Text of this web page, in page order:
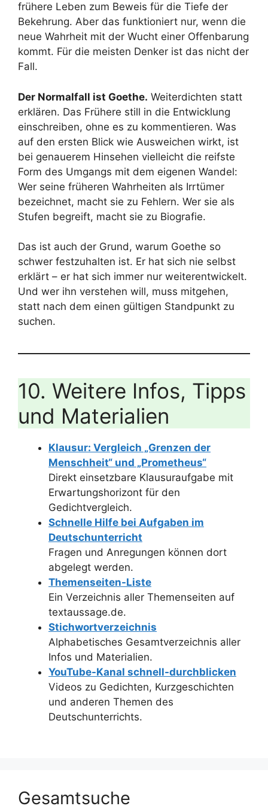
frühere Leben zum Beweis für die Tiefe der
Bekehrung. Aber das funktioniert nur, wenn die
neue Wahrheit mit der Wucht einer Offenbarung
kommt. Für die meisten Denker ist das nicht der
Fall.
Der Normalfall ist Goethe. Weiterdichten statt
erklären. Das Frühere still in die Entwicklung
einschreiben, ohne es zu kommentieren. Was
auf den ersten Blick wie Ausweichen wirkt, ist
bei genauerem Hinsehen vielleicht die reifste
Form des Umgangs mit dem eigenen Wandel:
Wer seine früheren Wahrheiten als Irrtümer
bezeichnet, macht sie zu Fehlern. Wer sie als
Stufen begreift, macht sie zu Biografie.
Das ist auch der Grund, warum Goethe so
schwer festzuhalten ist. Er hat sich nie selbst
erklärt – er hat sich immer nur weiterentwickelt.
Und wer ihn verstehen will, muss mitgehen,
statt nach dem einen gültigen Standpunkt zu
suchen.
10. Weitere Infos, Tipps
und Materialien
Klausur: Vergleich „Grenzen der
Menschheit“ und „Prometheus“
Direkt einsetzbare Klausuraufgabe mit
Erwartungshorizont für den
Gedichtvergleich.
Schnelle Hilfe bei Aufgaben im
Deutschunterricht
Fragen und Anregungen können dort
abgelegt werden.
Themenseiten-Liste
Ein Verzeichnis aller Themenseiten auf
textaussage.de.
Stichwortverzeichnis
Alphabetisches Gesamtverzeichnis aller
Infos und Materialien.
YouTube-Kanal schnell-durchblicken
Videos zu Gedichten, Kurzgeschichten
und anderen Themen des
Deutschunterrichts.
Gesamtsuche